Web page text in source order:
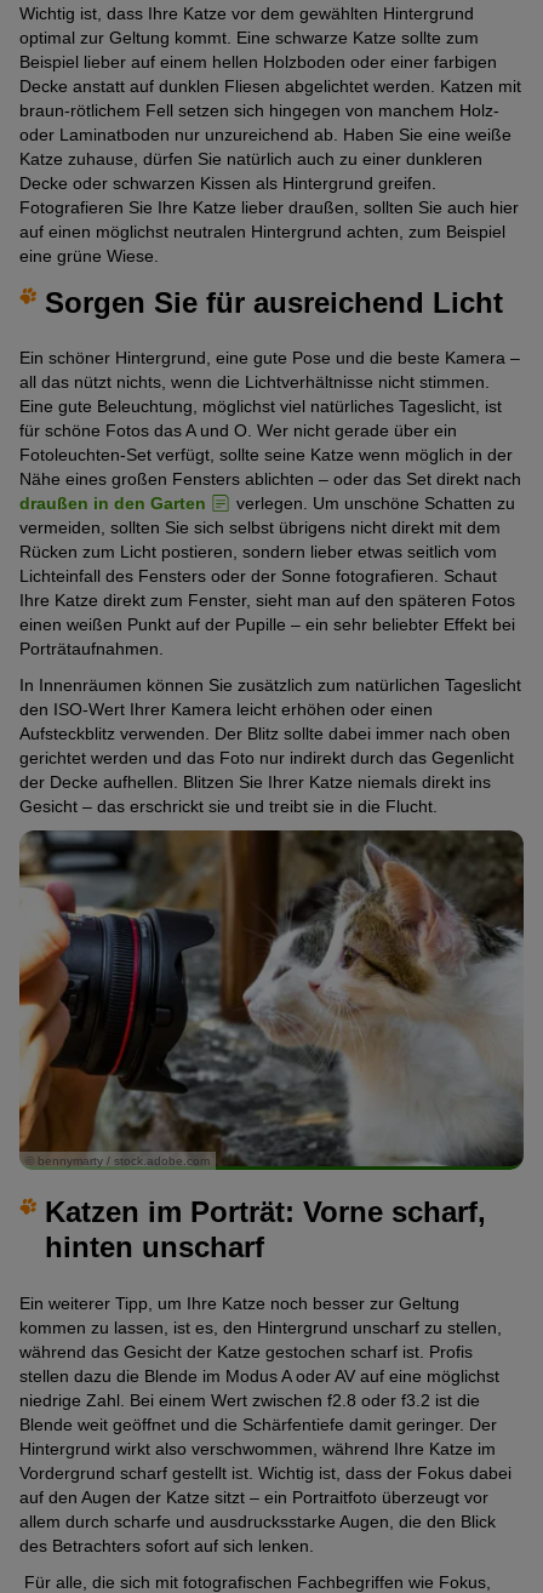
Wichtig ist, dass Ihre Katze vor dem gewählten Hintergrund
optimal zur Geltung kommt. Eine schwarze Katze sollte zum
Beispiel lieber auf einem hellen Holzboden oder einer farbigen
Decke anstatt auf dunklen Fliesen abgelichtet werden. Katzen mit
braun-rötlichem Fell setzen sich hingegen von manchem Holz-
oder Laminatboden nur unzureichend ab. Haben Sie eine weiße
Katze zuhause, dürfen Sie natürlich auch zu einer dunkleren
Decke oder schwarzen Kissen als Hintergrund greifen.
Fotografieren Sie Ihre Katze lieber draußen, sollten Sie auch hier
auf einen möglichst neutralen Hintergrund achten, zum Beispiel
eine grüne Wiese.
Sorgen Sie für ausreichend Licht
Ein schöner Hintergrund, eine gute Pose und die beste Kamera –
all das nützt nichts, wenn die Lichtverhältnisse nicht stimmen.
Eine gute Beleuchtung, möglichst viel natürliches Tageslicht, ist
für schöne Fotos das A und O. Wer nicht gerade über ein
Fotoleuchten-Set verfügt, sollte seine Katze wenn möglich in der
Nähe eines großen Fensters ablichten – oder das Set direkt nach
draußen in den Garten
verlegen. Um unschöne Schatten zu
vermeiden, sollten Sie sich selbst übrigens nicht direkt mit dem
Rücken zum Licht postieren, sondern lieber etwas seitlich vom
Lichteinfall des Fensters oder der Sonne fotografieren. Schaut
Ihre Katze direkt zum Fenster, sieht man auf den späteren Fotos
einen weißen Punkt auf der Pupille – ein sehr beliebter Effekt bei
Porträtaufnahmen.
In Innenräumen können Sie zusätzlich zum natürlichen Tageslicht
den ISO-Wert Ihrer Kamera leicht erhöhen oder einen
Aufsteckblitz verwenden. Der Blitz sollte dabei immer nach oben
gerichtet werden und das Foto nur indirekt durch das Gegenlicht
der Decke aufhellen. Blitzen Sie Ihrer Katze niemals direkt ins
Gesicht – das erschrickt sie und treibt sie in die Flucht.
© bennymarty / stock.adobe.com
Katzen im Porträt: Vorne scharf,
hinten unscharf
Ein weiterer Tipp, um Ihre Katze noch besser zur Geltung
kommen zu lassen, ist es, den Hintergrund unscharf zu stellen,
während das Gesicht der Katze gestochen scharf ist. Profis
stellen dazu die Blende im Modus A oder AV auf eine möglichst
niedrige Zahl. Bei einem Wert zwischen f2.8 oder f3.2 ist die
Blende weit geöffnet und die Schärfentiefe damit geringer. Der
Hintergrund wirkt also verschwommen, während Ihre Katze im
Vordergrund scharf gestellt ist. Wichtig ist, dass der Fokus dabei
auf den Augen der Katze sitzt – ein Portraitfoto überzeugt vor
allem durch scharfe und ausdrucksstarke Augen, die den Blick
des Betrachters sofort auf sich lenken.
Für alle, die sich mit fotografischen Fachbegriffen wie Fokus,